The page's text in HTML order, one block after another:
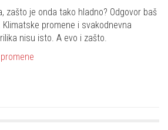
zašto je onda tako hladno? Odgovor baš
promene i svakodnevna
nisu isto. A evo i zašto.